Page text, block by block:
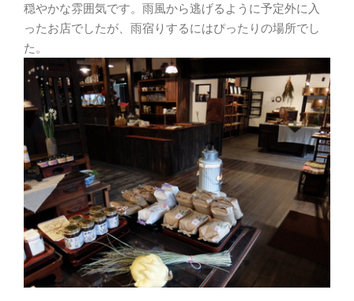
穏やかな雰囲気です。雨風から逃げるように予定外に入
ったお店でしたが、雨宿りするにはぴったりの場所でし
た。